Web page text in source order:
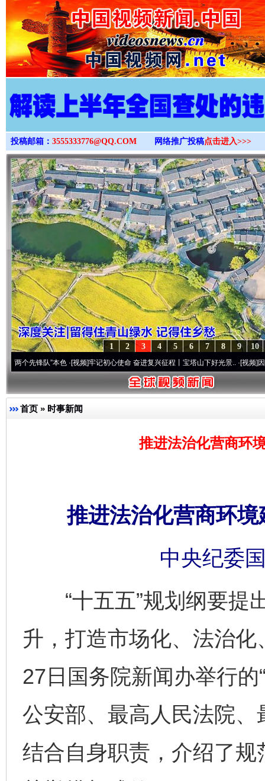
>
投稿邮箱： 3555333776@QQ.COM 网络推广投稿点击进入>>>
10
9
8
7
6
5
4
3
2
1
队”本色·[视频]牢记初心使命 奋进复兴征程丨宝塔山下好光景..·[视频]因党而生 为
首页 » 时事新闻
推进法治化营商环
推进法治化营商环
中央纪委
“十五五”规划纲要提
升，打造市场化、法治
27日国务院新闻办举行的
公安部、最高人民法院
结合自身职责，介绍了